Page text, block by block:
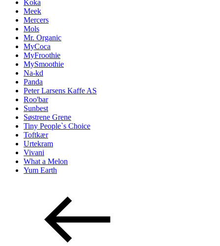
Koka
Meek
Mercers
Mols
Mr. Organic
MyCoca
MyFroothie
MySmoothie
Na-kd
Panda
Peter Larsens Kaffe AS
Roo'bar
Sunbest
Søstrene Grene
Tiny People`s Choice
Toftkær
Urtekram
Vivani
What a Melon
Yum Earth